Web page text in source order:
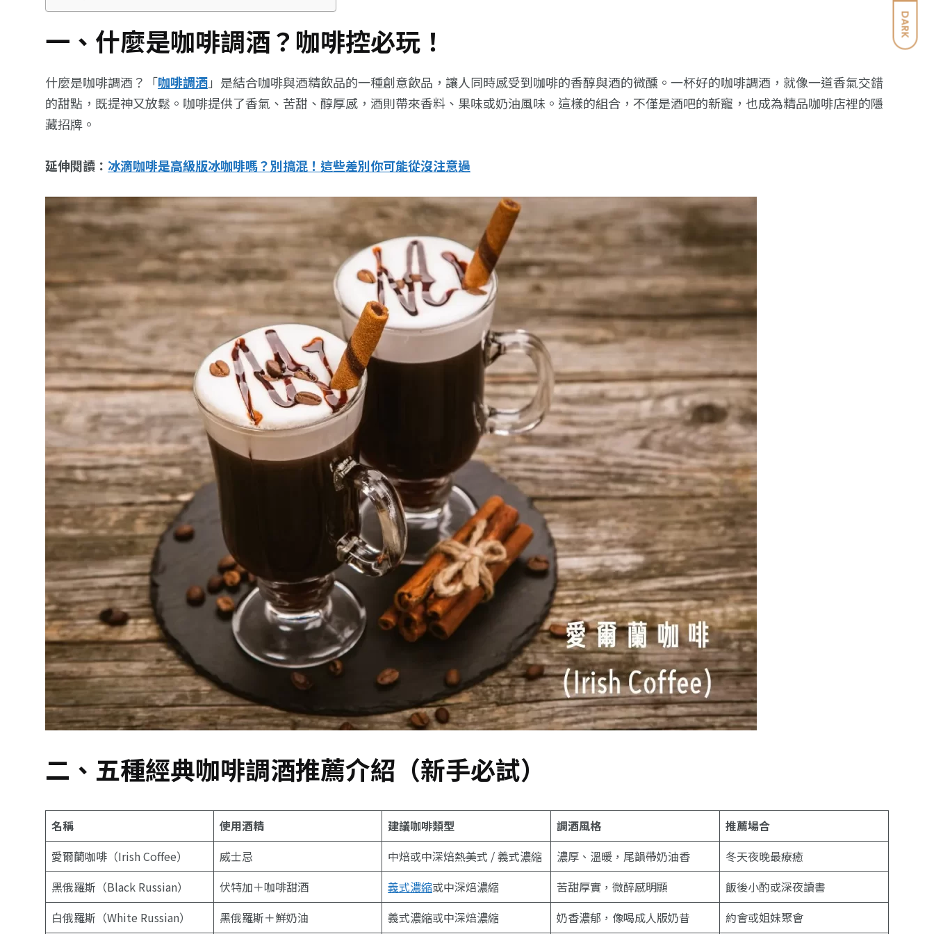
DARK
一、什麼是咖啡調酒？咖啡控必玩！
什麼是咖啡調酒？「咖啡調酒」是結合咖啡與酒精飲品的一種創意飲品，讓人同時感受到咖啡的香醇與酒的微醺。一杯好的咖啡調酒，就像一道香氣交錯
的甜點，既提神又放鬆。咖啡提供了香氣、苦甜、醇厚感，酒則帶來香料、果味或奶油風味。這樣的組合，不僅是酒吧的新寵，也成為精品咖啡店裡的隱
藏招牌。
延伸閱讀： 冰滴咖啡是高級版冰咖啡嗎？別搞混！這些差別你可能從沒注意過
二、五種經典咖啡調酒推薦介紹（新手必試）
名稱 使用酒精 建議咖啡類型 調酒風格
推薦場合
愛爾蘭咖啡（Irish Coffee）
威士忌 中焙或中深焙熱美式 / 義式濃縮 濃厚、溫暖，尾韻帶奶油香
冬天夜晚最療癒
黑俄羅斯（Black Russian）
伏特加＋咖啡甜酒 義式濃縮或中深焙濃縮 苦甜厚實，微醉感明顯
飯後小酌或深夜讀書
白俄羅斯（White Russian）
黑俄羅斯＋鮮奶油 義式濃縮或中深焙濃縮 奶香濃郁，像喝成人版奶昔 約會或姐妹聚會